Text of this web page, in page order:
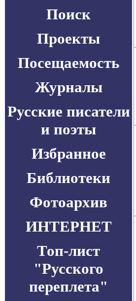
Поиск
Проекты
Посещаемость
Журналы
Русские писатели
и поэты
Избранное
Библиотеки
Фотоархив
ИНТЕРНЕТ
Топ-лист
"Русского
переплета"